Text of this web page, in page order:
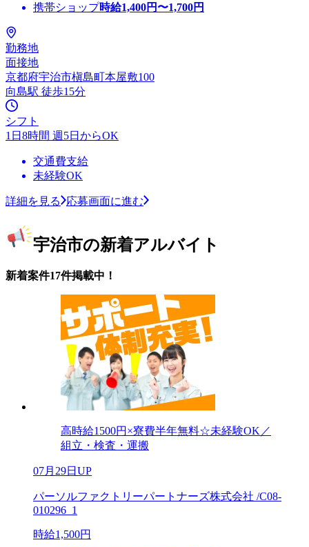
携帯ショップ時給1,400円〜1,700円
勤務地
面接地
京都府宇治市槇島町本屋敷100
向島駅 徒歩15分
シフト
1日8時間 週5日からOK
交通費支給
未経験OK
詳細を見る 応募画面に進む
宇治市の新着アルバイト
新着案件17件掲載中！
高時給1500円×寮費半年無料☆未経験OK／
組立・検査・運搬
07月29日UP
パーソルファクトリーパートナーズ株式会社 /C08-
010296_1
時給1,500円